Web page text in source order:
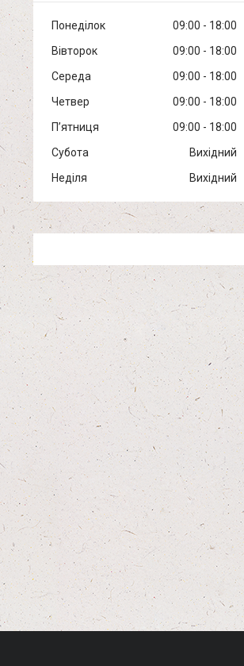
Понеділок 09:00
18:00
Вівторок
09:00
18:00
Середа
09:00
18:00
Четвер
09:00
18:00
Пʼятниця
09:00
18:00
Субота
Вихідний
Неділя
Вихідний